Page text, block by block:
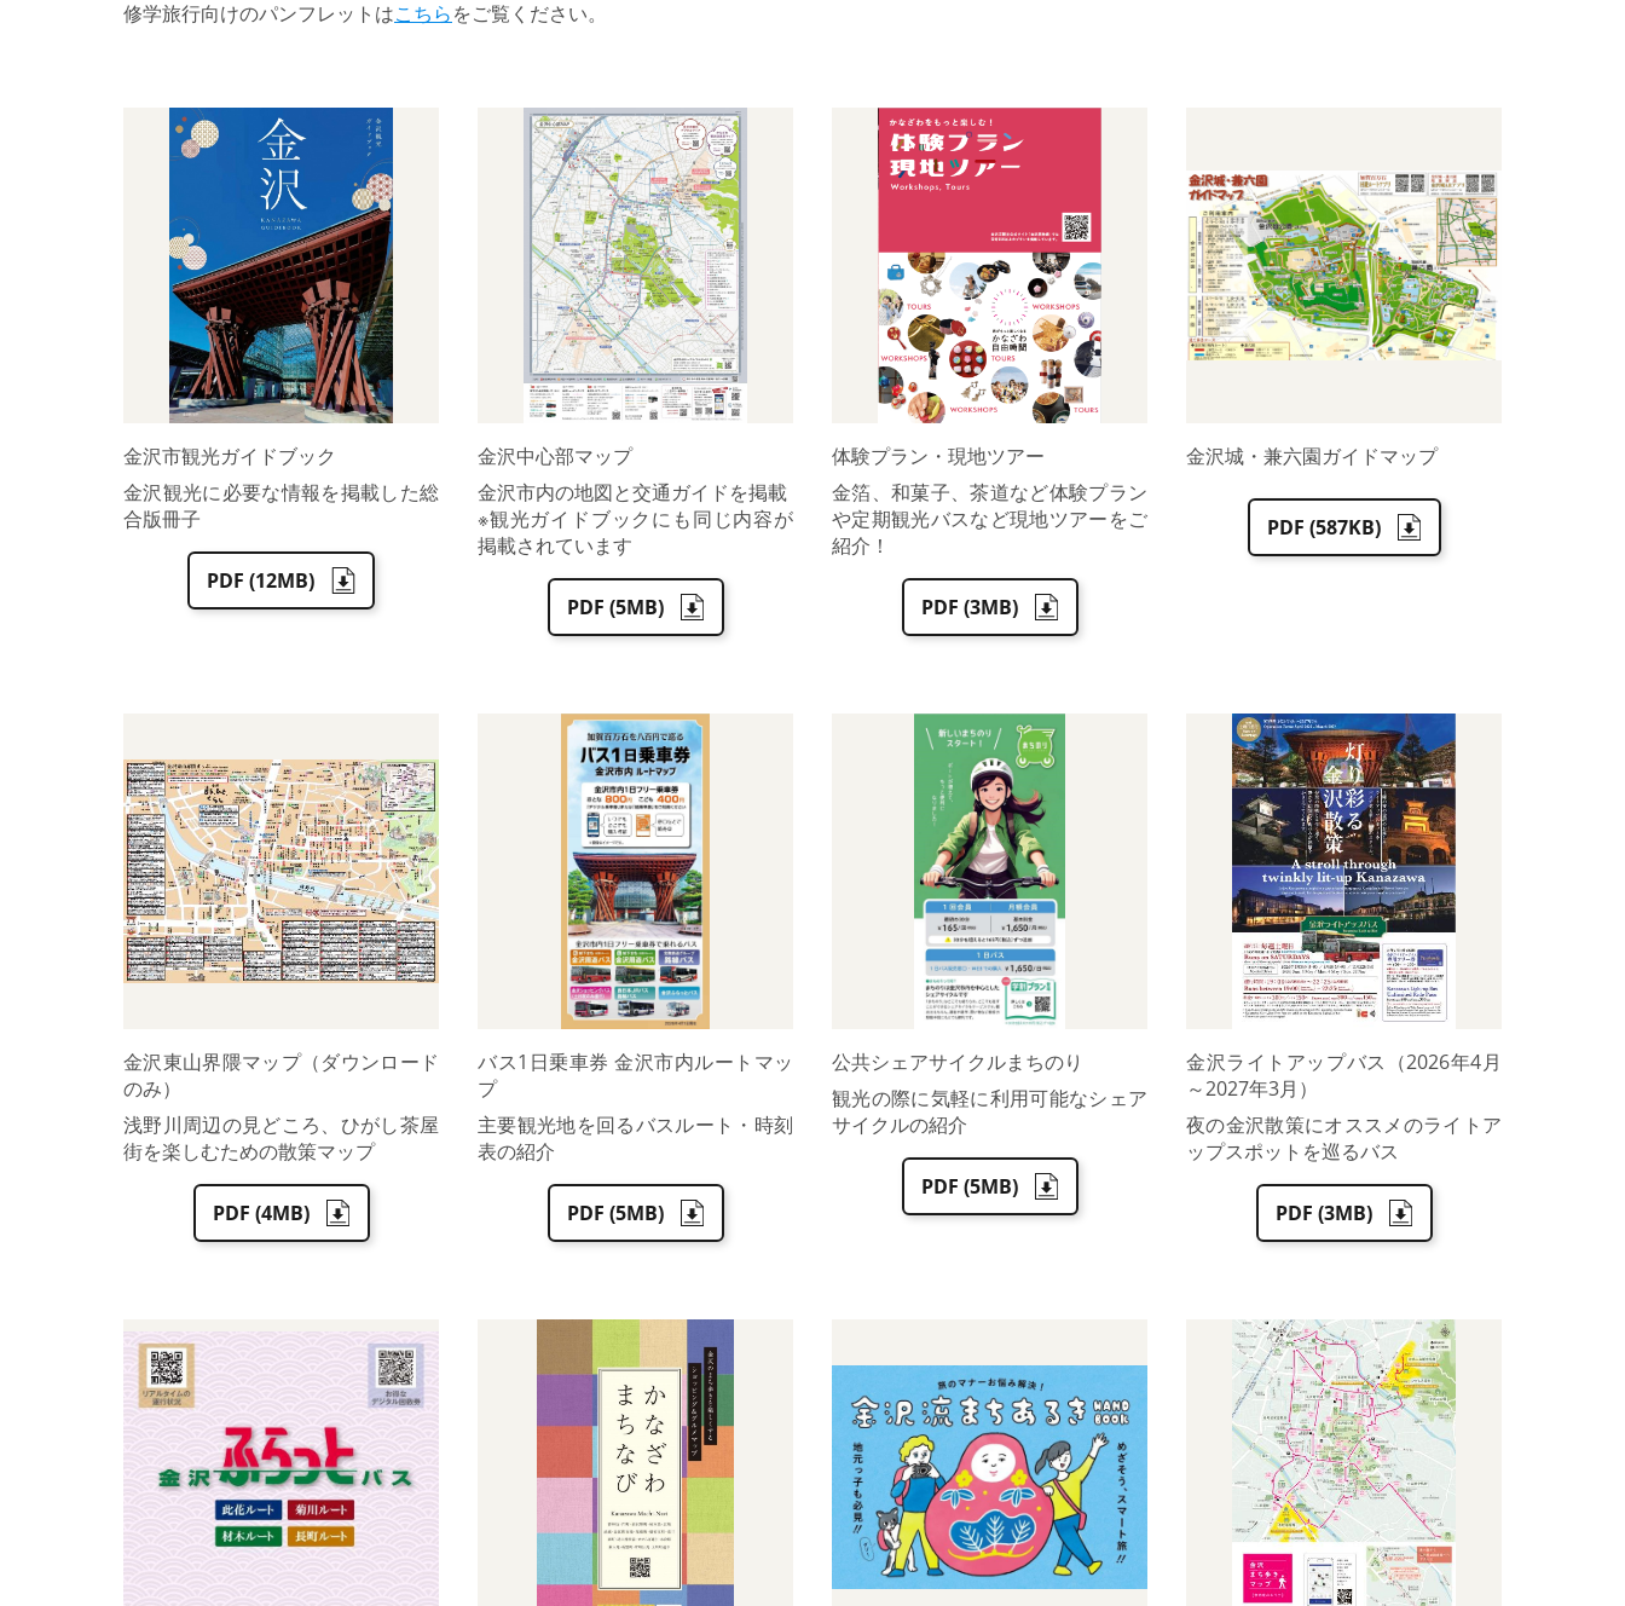
修学旅行向けのパンフレットはこちらをご覧ください。
金沢市観光ガイドブック
金沢観光に必要な情報を掲載した総
合版冊子
PDF (12MB)
金沢中心部マップ
金沢市内の地図と交通ガイドを掲載
※観光ガイドブックにも同じ内容が
掲載されています
PDF (5MB)
体験プラン・現地ツアー
金箔、和菓子、茶道など体験プラン
や定期観光バスなど現地ツアーをご
紹介！
PDF (3MB)
金沢城・兼六園ガイドマップ
PDF (587KB)
金沢東山界隈マップ（ダウンロード
のみ）
浅野川周辺の見どころ、ひがし茶屋
街を楽しむための散策マップ
PDF (4MB)
バス1日乗車券 金沢市内ルートマッ
プ
主要観光地を回るバスルート・時刻
表の紹介
PDF (5MB)
公共シェアサイクルまちのり
観光の際に気軽に利用可能なシェア
サイクルの紹介
PDF (5MB)
金沢ライトアップバス（2026年4月
～2027年3月）
夜の金沢散策にオススメのライトア
ップスポットを巡るバス
PDF (3MB)